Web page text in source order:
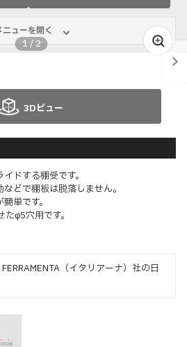
ニューを開く
1 / 2
3Dビュー
ドする棚受です。
どで棚板は脱落しません。
単です。
φ5穴用です。
（イタリアーナ）社の日